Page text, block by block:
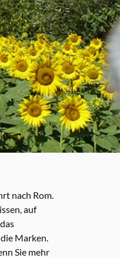
nach Rom.
auf
Marken.
Sie mehr